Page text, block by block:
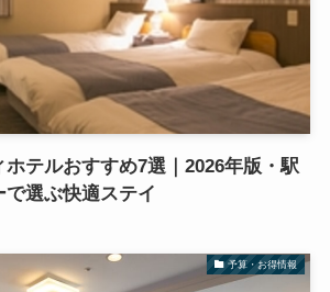
テルおすすめ7選｜2026年版・駅
選ぶ快適ステイ
予算・お得情報